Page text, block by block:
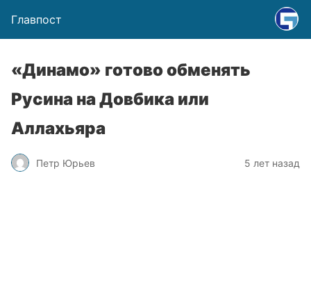
Главпост
«Динамо» готово обменять
Русина на Довбика или
Аллахьяра
Петр Юрьев 5 лет назад